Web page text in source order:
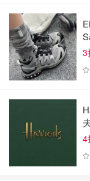
Bodyform 是采用
巾差不多。而且性
都不心疼！（
3
4